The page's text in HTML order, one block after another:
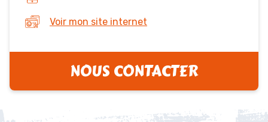
Voir mon site internet
NOUS CONTACTER